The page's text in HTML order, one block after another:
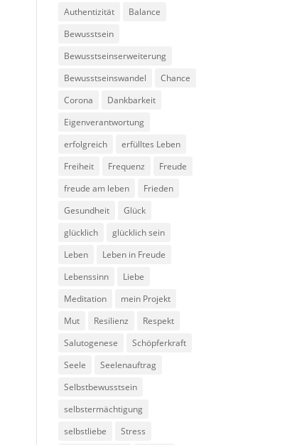
Authentizität
Balance
Bewusstsein
Bewusstseinserweiterung
Bewusstseinswandel
Chance
Corona
Dankbarkeit
Eigenverantwortung
erfolgreich
erfülltes Leben
Freiheit
Frequenz
Freude
freude am leben
Frieden
Gesundheit
Glück
glücklich
glücklich sein
Leben
Leben in Freude
Lebenssinn
Liebe
Meditation
mein Projekt
Mut
Resilienz
Respekt
Salutogenese
Schöpferkraft
Seele
Seelenauftrag
Selbstbewusstsein
selbstermächtigung
selbstliebe
Stress